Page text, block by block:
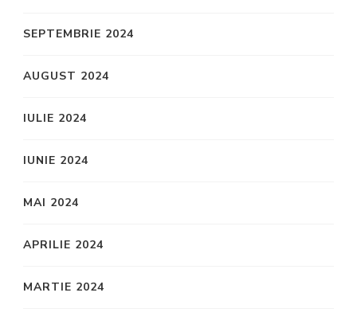
SEPTEMBRIE 2024
AUGUST 2024
IULIE 2024
IUNIE 2024
MAI 2024
APRILIE 2024
MARTIE 2024